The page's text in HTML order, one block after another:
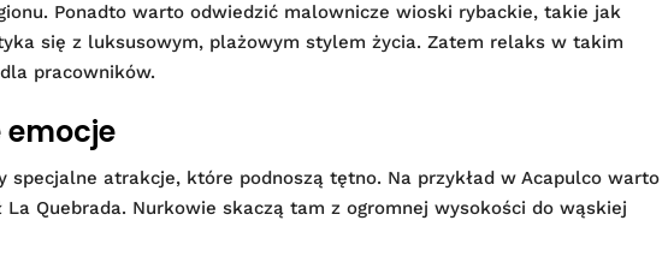
Ponadto warto odwiedzić malownicze wioski rybackie, takie jak
się z luksusowym, plażowym stylem życia. Zatem relaks w takim
pracowników.
specjalne atrakcje, które podnoszą tętno. Na przykład w Acapulco warto
La Quebrada. Nurkowie skaczą tam z ogromnej wysokości do wąskiej